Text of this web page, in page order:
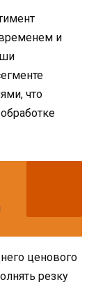
и
что
ценового
резку